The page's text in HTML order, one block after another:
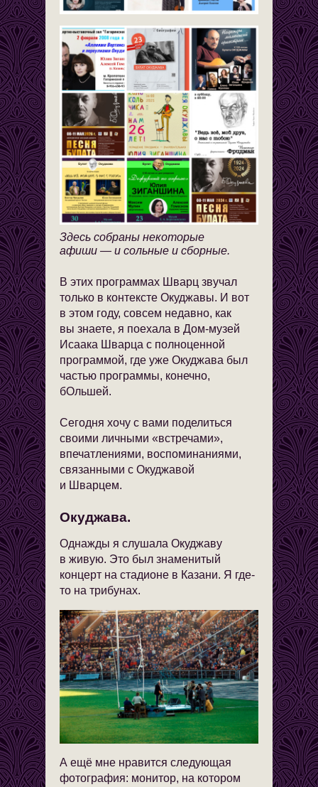
Здесь собраны некоторые
афиши — и сольные и сборные.
В этих программах Шварц звучал
только в контексте Окуджавы. И вот
в этом году, совсем недавно, как
вы знаете, я поехала в Дом-музей
Исаака Шварца с полноценной
программой, где уже Окуджава был
частью программы, конечно,
бОльшей.
Сегодня хочу с вами поделиться
своими личными «встречами»,
впечатлениями, воспоминаниями,
связанными с Окуджавой
и Шварцем.
Окуджава.
Однажды я слушала Окуджаву
в живую. Это был знаменитый
концерт на стадионе в Казани. Я где-
то на трибунах.
А ещё мне нравится следующая
фотография: монитор, на котором